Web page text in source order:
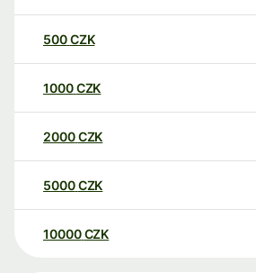
500CZK
1000CZK
2000CZK
5000CZK
10000 CZK